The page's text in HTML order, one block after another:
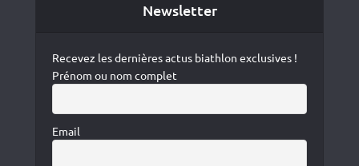
Newsletter
Recevez les dernières actus biathlon exclusives !
Prénom ou nom complet
Email